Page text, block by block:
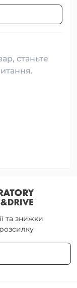
станьте
та знижки